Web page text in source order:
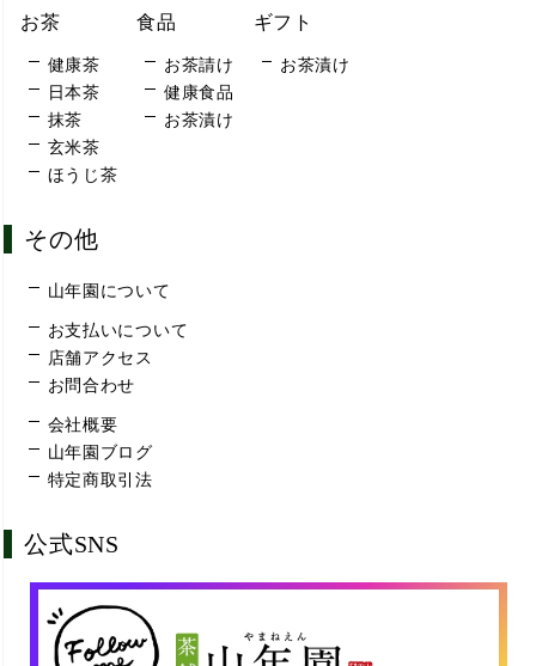
お茶
健康茶
日本茶
抹茶
玄米茶
ほうじ茶
食品
お茶請け
健康食品
お茶漬け
ギフト
お茶漬け
その他
山年園について
お支払いについて
店舗アクセス
お問合わせ
会社概要
山年園ブログ
特定商取引法
公式SNS